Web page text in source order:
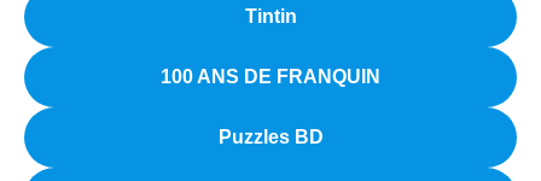
Tintin
100 ANS DE FRANQUIN
Puzzles BD